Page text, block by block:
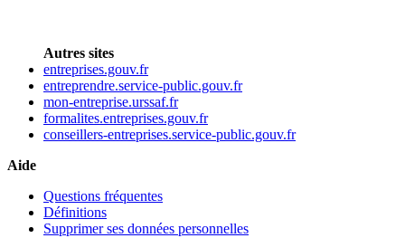
Autres sites
entreprises.gouv.fr
entreprendre.service-public.gouv.fr
mon-entreprise.urssaf.fr
formalites.entreprises.gouv.fr
conseillers-entreprises.service-public.gouv.fr
Aide
Questions fréquentes
Définitions
Supprimer ses données personnelles